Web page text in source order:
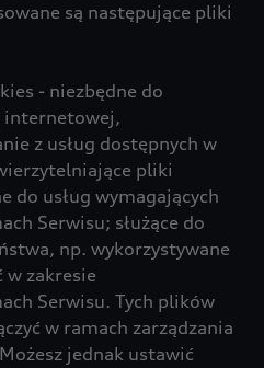
są następujące pliki
- niezbędne do
internetowej,
z usług dostępnych w
pliki
do usług wymagających
Serwisu; służące do
np. wykorzystywane
w zakresie
Serwisu. Tych plików
w ramach zarządzania
jednak ustawić